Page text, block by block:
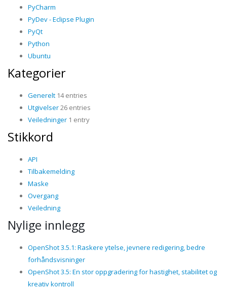
PyCharm
PyDev - Eclipse Plugin
PyQt
Python
Ubuntu
Kategorier
Generelt 14 entries
Utgivelser26 entries
Veiledninger 1 entry
Stikkord
API
Tilbakemelding
Maske
Overgang
Veiledning
Nylige innlegg
OpenShot 3.5.1: Raskere ytelse, jevnere redigering, bedre
forhåndsvisninger
OpenShot 3.5: En stor oppgradering for hastighet, stabilitet og
kreativ kontroll